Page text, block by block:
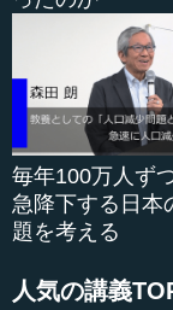
毎年100万人ず
急降下する日本
題を考える
人気の講義